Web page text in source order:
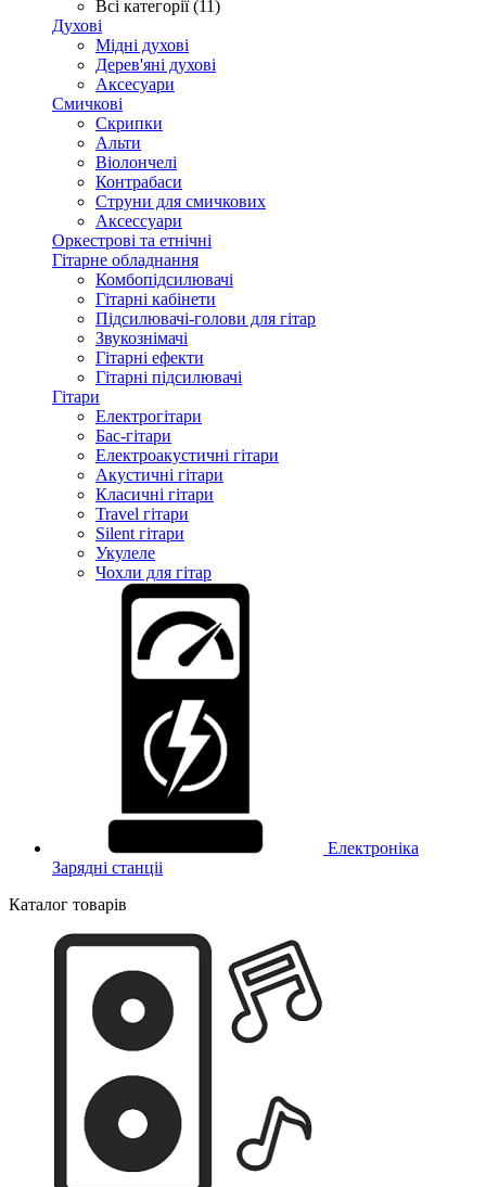
Всі категорії (11)
Духові
Мідні духові
Дерев'яні духові
Аксесуари
Смичкові
Скрипки
Альти
Віолончелі
Контрабаси
Струни для смичкових
Аксеcсуари
Оркестрові та етнічні
Гітарне обладнання
Комбопідсилювачі
Гітарні кабінети
Підсилювачі-голови для гітар
Звукознімачі
Гітарні ефекти
Гітарні підсилювачі
Гітари
Електрогітари
Бас-гітари
Електроакустичні гітари
Акустичні гітари
Класичні гітари
Travel гітари
Silent гітари
Укулеле
Чохли для гітар
Електроніка
Зарядні станціі
Каталог товарів